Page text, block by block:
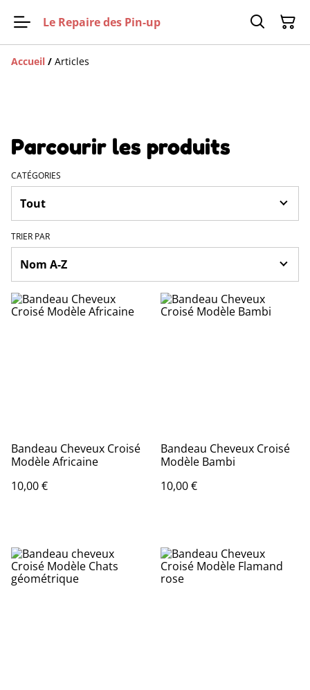
Le Repaire des Pin-up
Accueil / Articles
Parcourir les produits
CATÉGORIES
TRIER PAR
Bandeau Cheveux Croisé
Modèle Africaine
10,00 €
Bandeau Cheveux Croisé
Modèle Bambi
10,00 €